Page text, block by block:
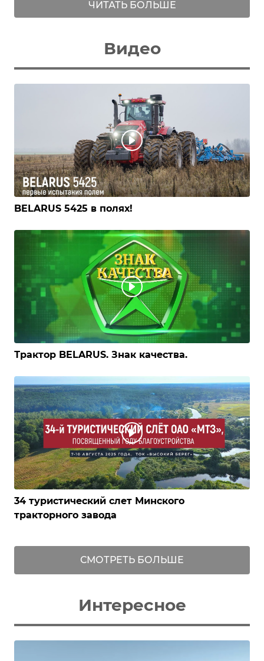
ЧИТАТЬ БОЛЬШЕ
Видео
BELARUS 5425 в полях!
Трактор BELARUS. Знак качества.
34 туристический слет Минского
тракторного завода
СМОТРЕТЬ БОЛЬШЕ
Интересное